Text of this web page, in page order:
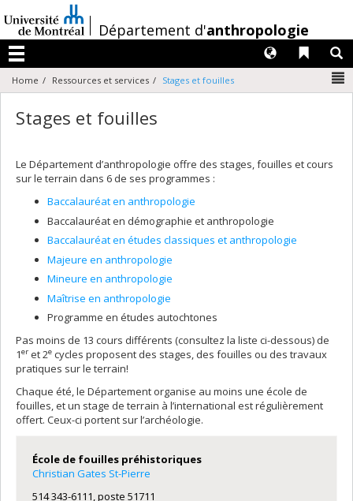
au
contenu
/Département d'anthropologie
Menu
Liens
Langues
Home Ressources et services Stages et fouilles
Stages et fouilles
Le Département d’anthropologie offre des stages, fouilles et cours
sur le terrain dans 6 de ses programmes :
Baccalauréat en anthropologie
Baccalauréat en démographie et anthropologie
Baccalauréat en études classiques et anthropologie
Majeure en anthropologie
Mineure en anthropologie
Maîtrise en anthropologie
Programme en études autochtones
Pas moins de 13 cours différents (consultez la liste ci-dessous) de
1er et 2e cycles proposent des stages, des fouilles ou des travaux
pratiques sur le terrain!
Chaque été, le Département organise au moins une école de
fouilles, et un stage de terrain à l’international est régulièrement
offert. Ceux-ci portent sur l’archéologie.
École de fouilles préhistoriques
Christian Gates St-Pierre
514 343-6111, poste 51711